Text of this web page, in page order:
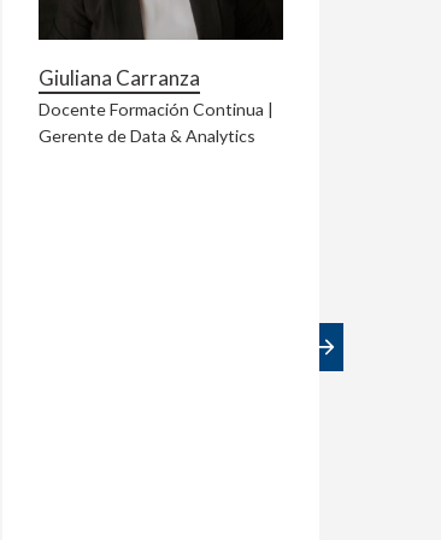
Giuliana Carranza
Docente Formación Continua |
Gerente de Data & Analytics